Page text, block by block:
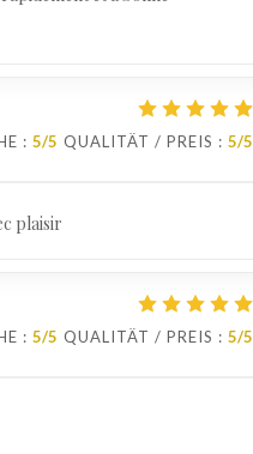
: 5/5 QUALITÄT / PREIS : 5/5
plaisir
: 5/5 QUALITÄT / PREIS : 5/5